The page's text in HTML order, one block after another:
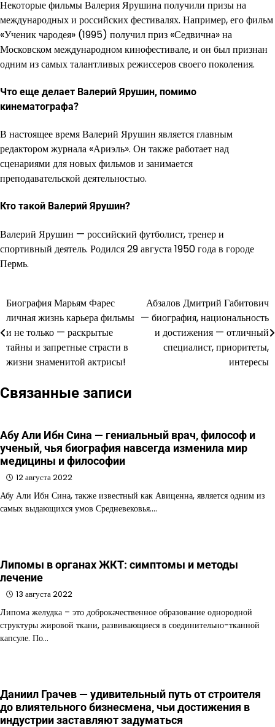
Некоторые фильмы Валерия Ярушина получили призы на
международных и российских фестивалях. Например, его фильм
«Ученик чародея» (1995) получил приз «Седвична» на
Московском международном кинофестивале, и он был признан
одним из самых талантливых режиссеров своего поколения.
Что еще делает Валерий Ярушин, помимо
кинематографа?
В настоящее время Валерий Ярушин является главным
редактором журнала «Ариэль». Он также работает над
сценариями для новых фильмов и занимается
преподавательской деятельностью.
Кто такой Валерий Ярушин?
Валерий Ярушин — российский футболист, тренер и
спортивный деятель. Родился 29 августа 1950 года в городе
Пермь.
Навигация
по
записям
Биография Марьям Фарес
личная жизнь карьера фильмы
и не только — раскрытые
тайны и запретные страсти в
жизни знаменитой актрисы!
Абзалов Дмитрий Габитович
— биография, национальность
и достижения — отличный
специалист, приоритеты,
интересы
Связанные записи
Абу Али Ибн Сина — гениальный врач, философ и
ученый, чья биография навсегда изменила мир
медицины и философии
12 августа 2022
Абу Али Ибн Сина, также известный как Авиценна, является одним из
самых выдающихся умов Средневековья.…
Липомы в органах ЖКТ: симптомы и методы
лечение
13 августа 2022
Липома желудка – это доброкачественное образование однородной
структуры жировой ткани, развивающиеся в соединительно-тканной
капсуле. По…
Даниил Грачев — удивительный путь от строителя
до влиятельного бизнесмена, чьи достижения в
индустрии заставляют задуматься